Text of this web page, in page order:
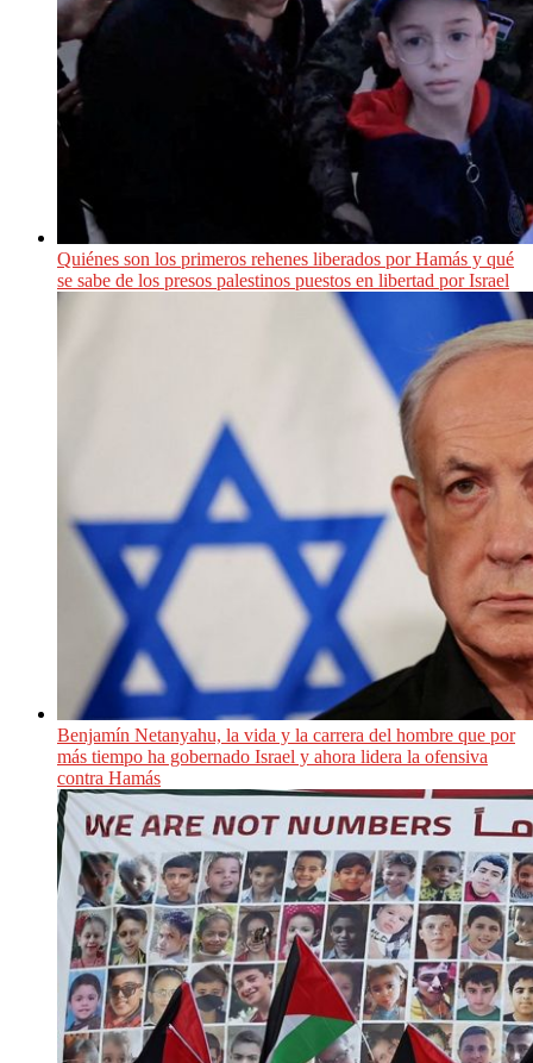
Quiénes son los primeros rehenes liberados por Hamás y qué
se sabe de los presos palestinos puestos en libertad por Israel
Benjamín Netanyahu, la vida y la carrera del hombre que por
más tiempo ha gobernado Israel y ahora lidera la ofensiva
contra Hamás